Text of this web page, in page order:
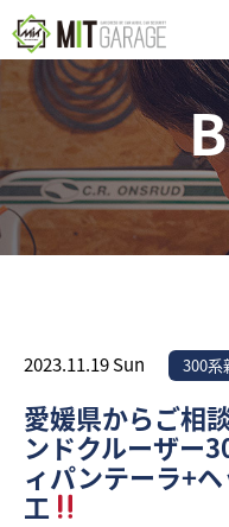
2023.11.19 Sun 300系
愛媛県からご相
ンドクルーザー
ィパンテーラ+
工